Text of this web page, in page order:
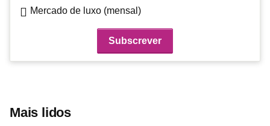
Mercado de luxo (mensal)
Mais lidos